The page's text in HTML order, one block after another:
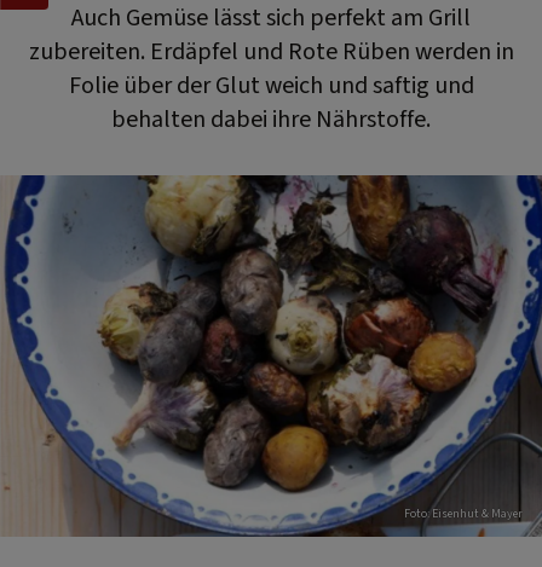
Auch Gemüse lässt sich perfekt am Grill
zubereiten. Erdäpfel und Rote Rüben werden in
Folie über der Glut weich und saftig und
behalten dabei ihre Nährstoffe.
Foto: Eisenhut & Mayer